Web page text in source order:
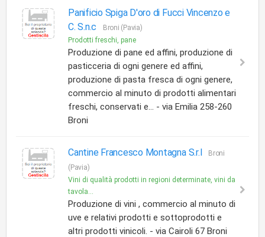
Panificio Spiga D'oro di Fucci Vincenzo e
C. S.n.c
Broni (Pavia)
Prodotti freschi, pane
Produzione di pane ed affini, produzione di
pasticceria di ogni genere ed affini,
produzione di pasta fresca di ogni genere,
commercio al minuto di prodotti alimentari
freschi, conservati e... - via Emilia 258-260
Broni
Cantine Francesco Montagna S.r.l
Broni
(Pavia)
Vini di qualità prodotti in regioni determinate, vini da
tavola...
Produzione di vini , commercio al minuto di
uve e relativi prodotti e sottoprodotti e
altri prodotti vinicoli. - via Cairoli 67 Broni